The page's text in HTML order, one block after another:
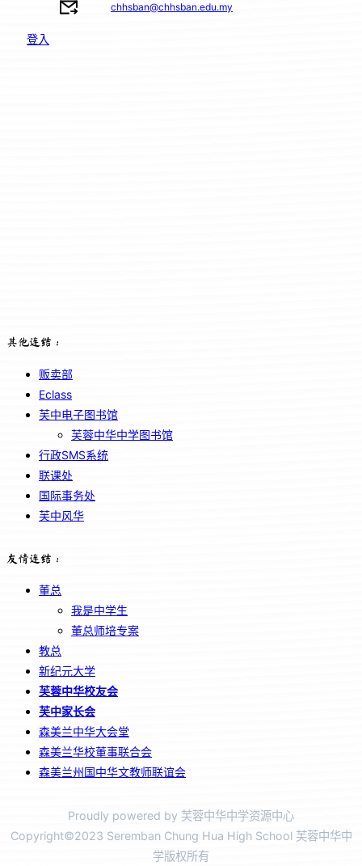
chhsban@chhsban.edu.my
登入
其他连结：
贩卖部
Eclass
芙中电子图书馆
芙蓉中华中学图书馆
行政SMS系统
联课处
国际事务处
芙中风华
友情连结：
董总
我是中学生
董总师培专案
教总
新纪元大学
芙蓉中华校友会
芙中家长会
森美兰中华大会堂
森美兰华校董事联合会
森美兰州国中华文教师联谊会
Proudly powered by 芙蓉中华中学资源中心
Copyright©2023 Seremban Chung Hua High School 芙蓉中华中
学版权所有